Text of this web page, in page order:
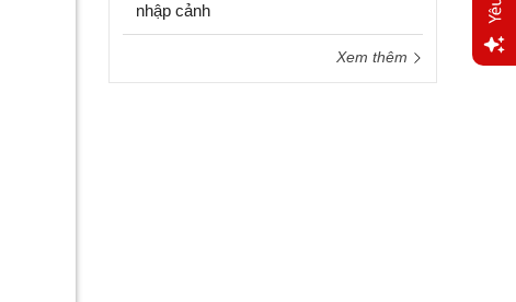
nhập cảnh
Xem thêm